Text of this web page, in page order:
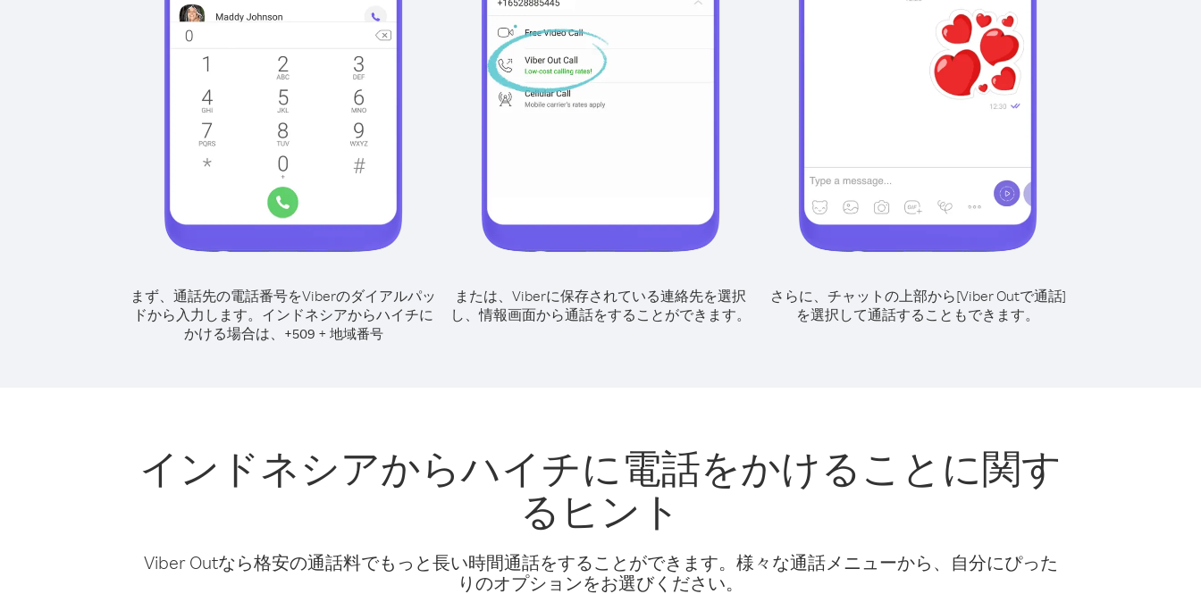
まず、通話先の電話番号をViberのダイアルパッ
ドから入力します。 インドネシアからハイチに
かける場合は、
+509 + 地域番号
または、Viberに保存されている連絡先を選択
し、情報画面から通話をすることができます。
さらに、チャットの上部から[Viber Outで通話]
を選択して通話することもできます。
インドネシアからハイチに電話をかけることに関す
るヒント
Viber Outなら格安の通話料でもっと長い時間通話をすることができます。様々な通話メニューから、自分にぴった
りのオプションをお選びください。